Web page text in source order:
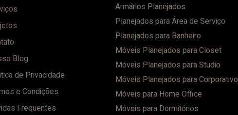
Blog
de Privacidade
e Condições
Frequentes
Armários Planejados
Planejados para Área de Serviço
Planejados para Banheiro
Móveis Planejados para Closet
Móveis Planejados para Studio
Móveis Planejados para Corporativo
Móveis para Home Office
Móveis para Dormitórios